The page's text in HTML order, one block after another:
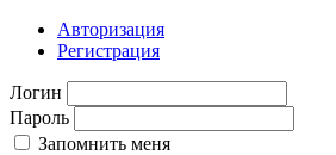
Авторизация
Регистрация
Логин
Пароль
Запомнить меня